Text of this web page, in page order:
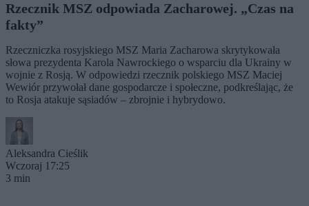
Rzecznik MSZ odpowiada Zacharowej. „Czas na
fakty”
Rzeczniczka rosyjskiego MSZ Maria Zacharowa skrytykowała
słowa prezydenta Karola Nawrockiego o wsparciu dla Ukrainy w
wojnie z Rosją. W odpowiedzi rzecznik polskiego MSZ Maciej
Wewiór przywołał dane gospodarcze i społeczne, podkreślając, że
to Rosja atakuje sąsiadów – zbrojnie i hybrydowo.
Aleksandra Cieślik
Wczoraj 17:25
3 min